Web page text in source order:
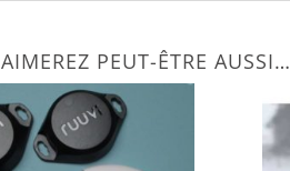
PEUT-ÊTRE AUSSI…